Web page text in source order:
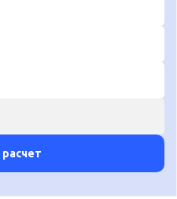
Начать расчет